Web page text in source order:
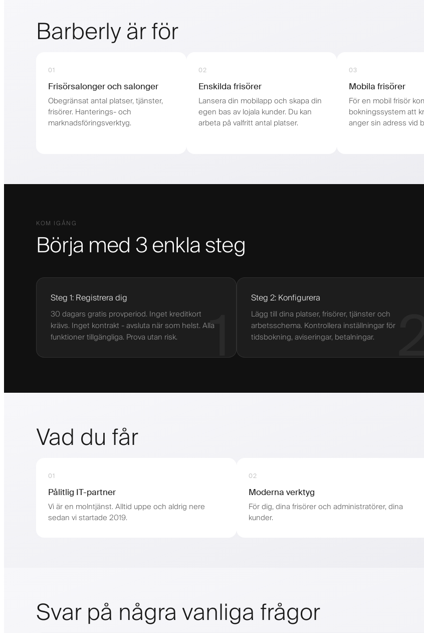
Barberly är för
01
Frisörsalonger och salonger
Obegränsat antal platser, tjänster,
frisörer. Hanterings- och
marknadsföringsverktyg.
02
Enskilda frisörer
Lansera din mobilapp och skapa din
egen bas av lojala kunder. Du kan
arbeta på valfritt antal platser.
03
Mobila frisörer
För en mobil frisör
bokningssystem att
anger sin adress vid
KOM IGÅNG
Börja med 3 enkla steg
1
Steg 1: Registrera dig
30 dagars gratis provperiod. Inget kreditkort
krävs. Inget kontrakt - avsluta när som helst. Alla
funktioner tillgängliga. Prova utan risk.
Steg 2: Konfigurera
Lägg till dina platser, frisörer, tjänster och
arbetsschema. Kontrollera inställningar för
tidsbokning, aviseringar, betalningar.
Vad du får
01
Pålitlig IT-partner
Vi är en molntjänst. Alltid uppe och aldrig nere
sedan vi startade 2019.
02
Moderna verktyg
För dig, dina frisörer och administratörer, dina
kunder.
Svar på några vanliga frågor